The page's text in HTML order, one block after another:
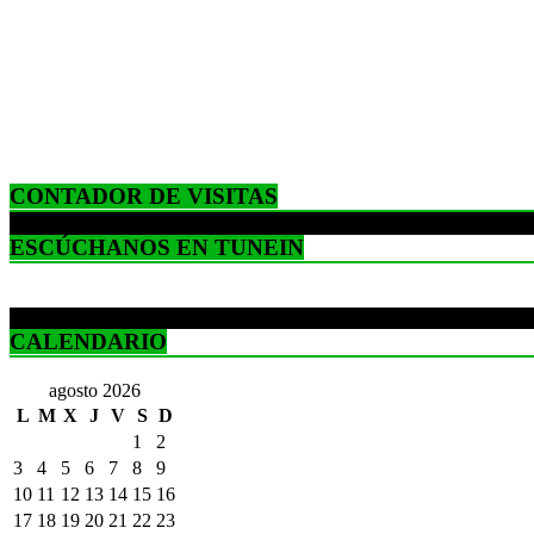
CONTADOR DE VISITAS
ESCÚCHANOS EN TUNEIN
CALENDARIO
agosto 2026
L M X J V S D
1
2
3
4 5 6 7 8
9
10 11 12 13 14 15 16
17 18 19 20 21 22 23